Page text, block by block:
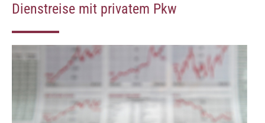
Dienstreise mit privatem Pkw